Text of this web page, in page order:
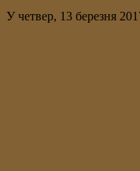
У четвер, 13 березня